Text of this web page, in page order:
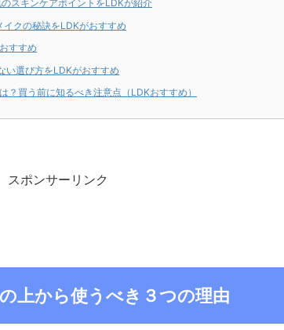
スキンケアポイントをLDKが紹介
イクの秘訣をLDKがおすすめ
すすめ
い選び方をLDKがおすすめ
？買う前に知るべき注意点（LDKおすすめ）
スポンサーリンク
上から使うべき３つの理由